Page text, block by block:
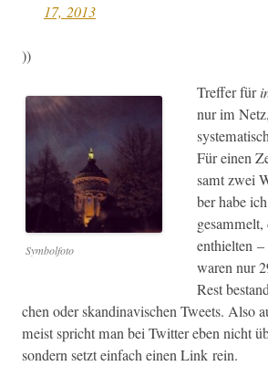
17, 2013
))
Sym­bol­fo­to
Tre­f­fer für
nur im
Für einen
samt zwei
ber habe
enthiel­ten
waren nur
Rest
chen oder skan­di­navis­chen Tweets. Also
meist spricht man bei Twit­ter eben nicht
son­dern set­zt ein­fach einen Link rein.